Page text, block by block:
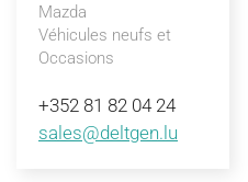
Mazda
Véhicules neufs et
Occasions
+352 81 82 04 24
sales@deltgen.lu